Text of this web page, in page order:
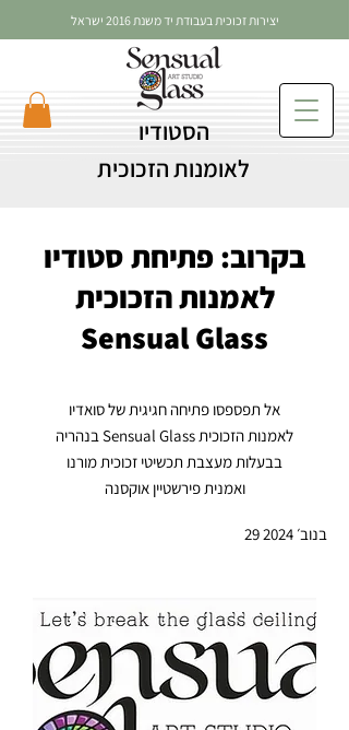
הסטודיו
לאומנות הזכוכית
יצירות זכוכית בעבודת יד משנת 2016 ישראל
בקרוב: פתיחת סטודיו
לאמנות הזכוכית
Sensual Glass
אל תפספסו פתיחה חגיגית של סואדיו
לאמנות הזכוכית Sensual Glass בנהריה
בבעלות מעצבת תכשיטי זכוכית מורנו
ואמנית פירשטיין אוקסנה
29 בנוב׳ 2024